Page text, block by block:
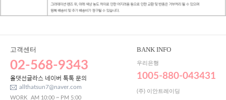
고객센터
02-568-9343
올댓선글라스 네이버 톡톡 문의
allthatsun7@naver.com
WORK AM 10:00 ~ PM 5:00
BANK INFO
우리은행
1005-880-043431
(주) 이안트레이딩